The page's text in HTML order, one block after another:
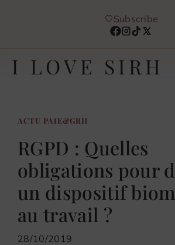
Subscribe
I LOVE SIRH
ACTU PAIE&GRH
RGPD : Quelles
obligations pour
un dispositif
au travail ?
28/10/2019